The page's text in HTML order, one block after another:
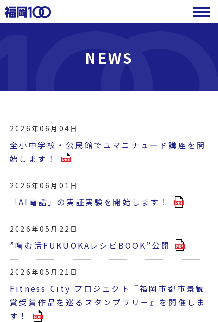
NEWS
2026年06月04日
全小中学校・公民館でユマニチュード講座を開
始します！
2026年06月01日
「AI電話」の実証実験を開始します！
2026年05月22日
”噛む活FUKUOKAレシピBOOK”公開
2026年05月21日
Fitness City プロジェクト『福岡市都市景観
賞受賞作品を巡るスタンプラリー』を開催しま
す！